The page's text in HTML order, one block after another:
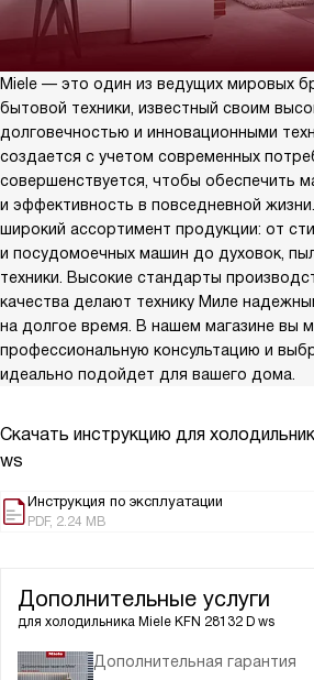
Miele — это один из ведущих мировых
бытовой техники, известный своим
долговечностью и инновационными
создается с учетом современных
совершенствуется, чтобы обеспечить
и эффективность в повседневной
широкий ассортимент продукции: от
и посудомоечных машин до духовок,
техники. Высокие стандарты
качества делают технику Миле
на долгое время. В нашем магазине вы
профессиональную консультацию и
идеально подойдет для вашего дома.
Скачать инструкцию для
ws
Инструкция по эксплуатации
PDF, 2.24 MB
Дополнительные услуги
для холодильника Miele KFN 28132 D ws
Дополнительная гарантия